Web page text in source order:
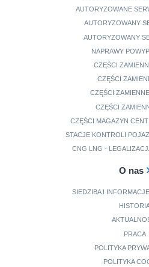
AUTORYZOWANE
AUTORYZOWANY
AUTORYZOWANY
NAPRAWY
CZĘŚCI
CZĘŚCI
CZĘŚCI
CZĘŚCI
CZĘŚCI MAGAZYN
STACJE KONTROLI
CNG LNG -
O nas
SIEDZIBA I
PRACA
POLITYKA
POLITYKA